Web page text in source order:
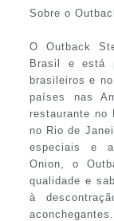
Sobre o
O Outback
Brasil e está
brasileiros e
países nas
restaurante no
no Rio de
especiais e
Onion, o
qualidade e
à